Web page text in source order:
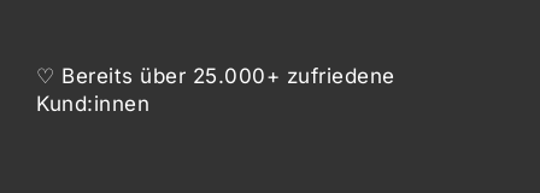
♡ Bereits über 25.000+ zufriedene
Kund:innen